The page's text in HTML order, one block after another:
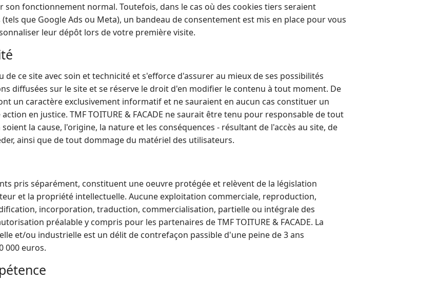
son fonctionnement normal. Toutefois, dans le cas où des cookies tiers seraient
que Google Ads ou Meta), un bandeau de consentement est mis en place pour vous
leur dépôt lors de votre première visite.
de ce site avec soin et technicité et s'efforce d'assurer au mieux de ses possibilités
diffusées sur le site et se réserve le droit d'en modifier le contenu à tout moment. De
un caractère exclusivement informatif et ne sauraient en aucun cas constituer un
en justice. TMF TOITURE & FACADE ne saurait être tenu pour responsable de tout
la cause, l'origine, la nature et les conséquences - résultant de l'accès au site, de
ainsi que de tout dommage du matériel des utilisateurs.
pris séparément, constituent une oeuvre protégée et relèvent de la législation
et la propriété intellectuelle. Aucune exploitation commerciale, reproduction,
incorporation, traduction, commercialisation, partielle ou intégrale des
préalable y compris pour les partenaires de TMF TOITURE & FACADE. La
et/ou industrielle est un délit de contrefaçon passible d'une peine de 3 ans
000 euros.